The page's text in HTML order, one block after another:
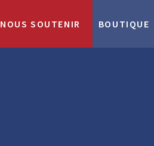
NOUS SOUTENIR BOUTIQUE